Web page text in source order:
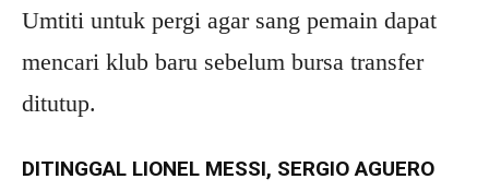
Umtiti untuk pergi agar sang pemain dapat
mencari klub baru sebelum bursa transfer
ditutup.
DITINGGAL LIONEL MESSI, SERGIO AGUERO